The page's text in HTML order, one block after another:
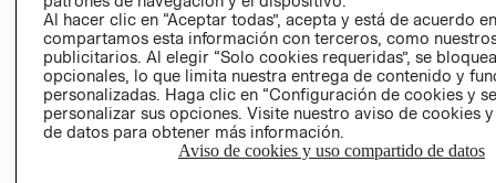
Al hacer clic en “Aceptar todas”, acepta y está de acuerdo
compartamos esta información con terceros, como
publicitarios. Al elegir “Solo cookies requeridas”, se
opcionales, lo que limita nuestra entrega de contenido y
personalizadas. Haga clic en “Configuración de cookies y
personalizar sus opciones. Visite nuestro aviso de cookies
de datos para obtener más información.
Aviso de cookies y uso compartido de datos